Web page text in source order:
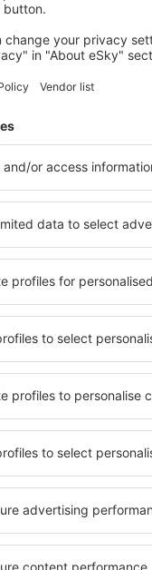
la
city break-
Trimitem doar
călătorii la prețuri
informaționale (sub formă